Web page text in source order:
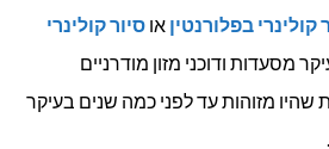
קולינרי בפלורנטין או סיור קולינרי
מסעדות ודוכני מזון מודרניים
שהיו מזוהות עד לפני כמה שנים בעיקר